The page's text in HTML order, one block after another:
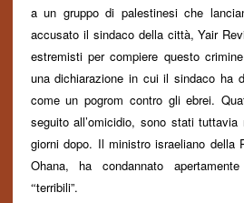
a un gruppo di palestinesi che
accusato il sindaco della città, Yair
estremisti per compiere questo
una dichiarazione in cui il sindaco ha
come un pogrom contro gli ebrei.
seguito all’omicidio, sono stati
giorni dopo. Il ministro israeliano della
Ohana, ha condannato
“terribili”.